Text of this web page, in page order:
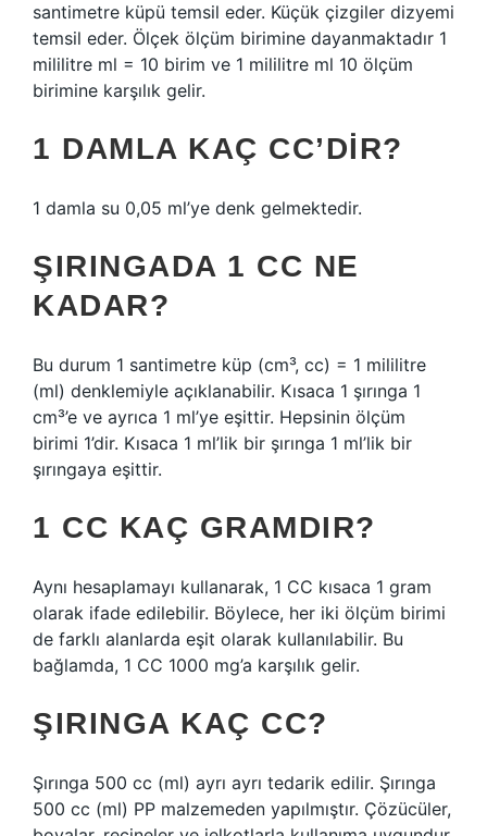
santimetre küpü temsil eder. Küçük çizgiler dizyemi
temsil eder. Ölçek ölçüm birimine dayanmaktadır 1
mililitre ml = 10 birim ve 1 mililitre ml 10 ölçüm
birimine karşılık gelir.
1 DAMLA KAÇ CC’DIR?
1 damla su 0,05 ml’ye denk gelmektedir.
ŞIRINGADA 1 CC NE
KADAR?
Bu durum 1 santimetre küp (cm³, cc) = 1 mililitre
(ml) denklemiyle açıklanabilir. Kısaca 1 şırınga 1
cm³’e ve ayrıca 1 ml’ye eşittir. Hepsinin ölçüm
birimi 1’dir. Kısaca 1 ml’lik bir şırınga 1 ml’lik bir
şırıngaya eşittir.
1 CC KAÇ GRAMDIR?
Aynı hesaplamayı kullanarak, 1 CC kısaca 1 gram
olarak ifade edilebilir. Böylece, her iki ölçüm birimi
de farklı alanlarda eşit olarak kullanılabilir. Bu
bağlamda, 1 CC 1000 mg’a karşılık gelir.
ŞIRINGA KAÇ CC?
Şırınga 500 cc (ml) ayrı ayrı tedarik edilir. Şırınga
500 cc (ml) PP malzemeden yapılmıştır. Çözücüler,